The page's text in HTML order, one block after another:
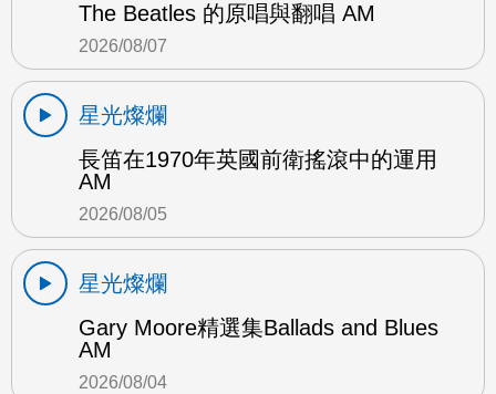
The Beatles 的原唱與翻唱 AM
2026/08/07
星光燦爛
長笛在1970年英國前衛搖滾中的運用
AM
2026/08/05
星光燦爛
Gary Moore精選集Ballads and Blues
AM
2026/08/04